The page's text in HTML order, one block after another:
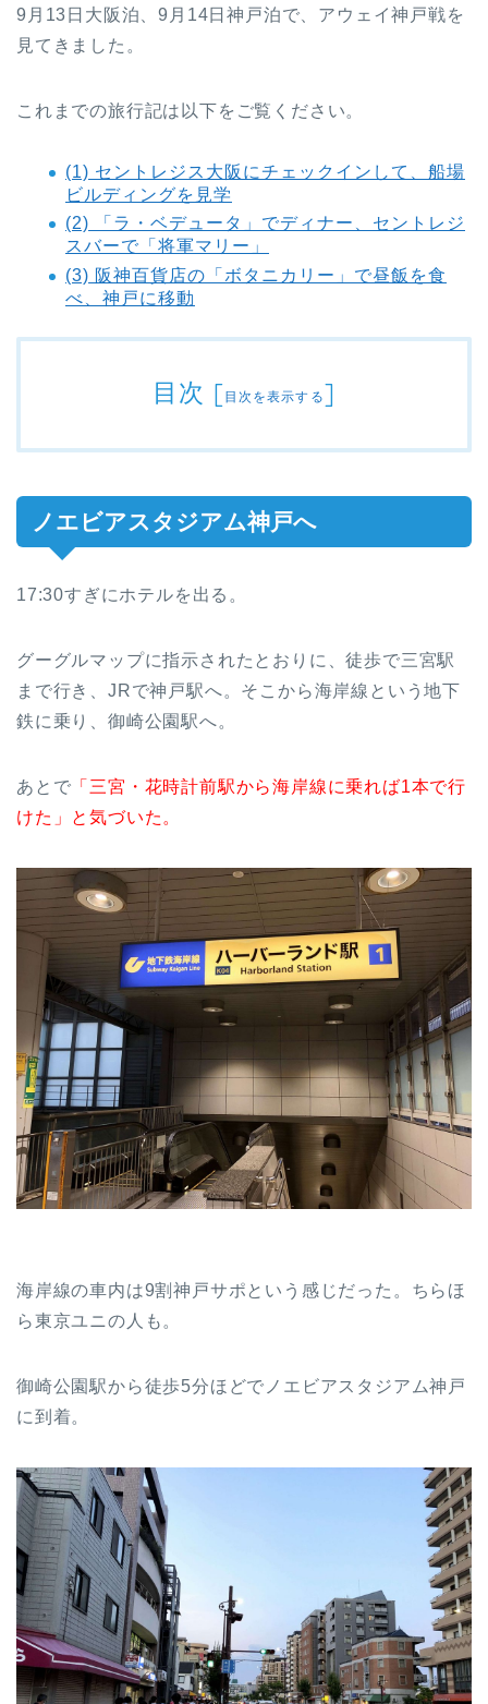
9月13日大阪泊、9月14日神戸泊で、アウェイ神戸戦を
見てきました。
これまでの旅行記は以下をご覧ください。
(1) セントレジス大阪にチェックインして、船場
ビルディングを見学
(2) 「ラ・ベデュータ」でディナー、セントレジ
スバーで「将軍マリー」
(3) 阪神百貨店の「ボタニカリー」で昼飯を食
べ、神戸に移動
目次 [目次を表示する]
ノエビアスタジアム神戸へ
17:30すぎにホテルを出る。
グーグルマップに指示されたとおりに、徒歩で三宮駅
まで行き、JRで神戸駅へ。そこから海岸線という地下
鉄に乗り、御崎公園駅へ。
あとで 「三宮・花時計前駅から海岸線に乗れば1本で行
けた」と気づいた。
海岸線の車内は9割神戸サポという感じだった。ちらほ
ら東京ユニの人も。
御崎公園駅から徒歩5分ほどでノエビアスタジアム神戸
に到着。